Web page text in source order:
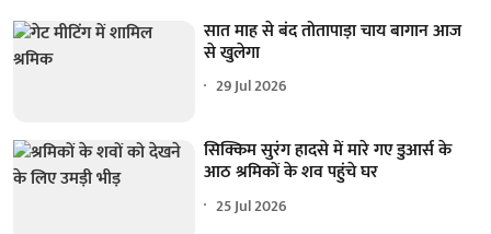
सात माह से बंद तोतापाड़ा चाय बागान आज
से खुलेगा
29 Jul 2026
सिक्किम सुरंग हादसे में मारे गए डुआर्स के
आठ श्रमिकों के शव पहुंचे घर
25 Jul 2026